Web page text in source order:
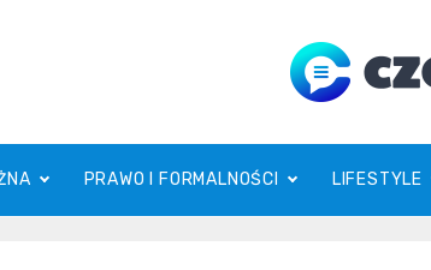
PRAWO I FORMALNOŚCI LIFESTYLE